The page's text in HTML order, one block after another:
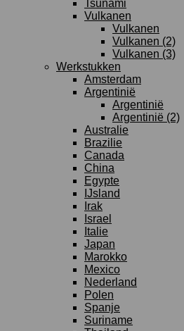
Tsunami
Vulkanen
Vulkanen
Vulkanen (2)
Vulkanen (3)
Werkstukken
Amsterdam
Argentinië
Argentinië
Argentinië (2)
Australie
Brazilie
Canada
China
Egypte
IJsland
Irak
Israel
Italie
Japan
Marokko
Mexico
Nederland
Polen
Spanje
Suriname